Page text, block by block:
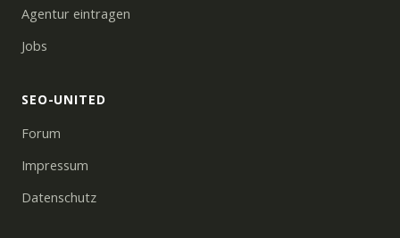
Agentur eintragen
Jobs
SEO-UNITED
Forum
Impressum
Datenschutz